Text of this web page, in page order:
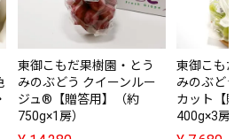
東御こもだ果樹園・とう
みのぶどう クイーンルー
ジュ®【贈答用】（約
750g×1房）
東御こも
みのぶど
カット【
400g×3房